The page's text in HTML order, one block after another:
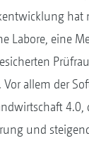
hat
Labore, eine
allem der
4.0,
und